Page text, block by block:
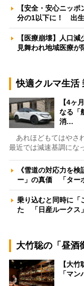
【安全・安心ニッ
分の1以下に！ 出
【医療崩壊】人口
見舞われ地域医療
快適クルマ生活
【4ヶ
なる「
消…
あれほどもてはやさ
最近では減速基調にな
《雪道の対応力を
ー」の真価 「ター
乗り込むと同時に「
た 「日産ルークス
大竹聡の「昼酒
【大
「マ